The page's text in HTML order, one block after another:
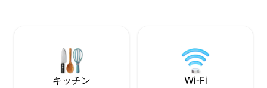
の料金については、お問い合わせくださ
専用バルコニー。 アパート内およびバル
コニーでは禁煙で
キッチン Wi-Fi